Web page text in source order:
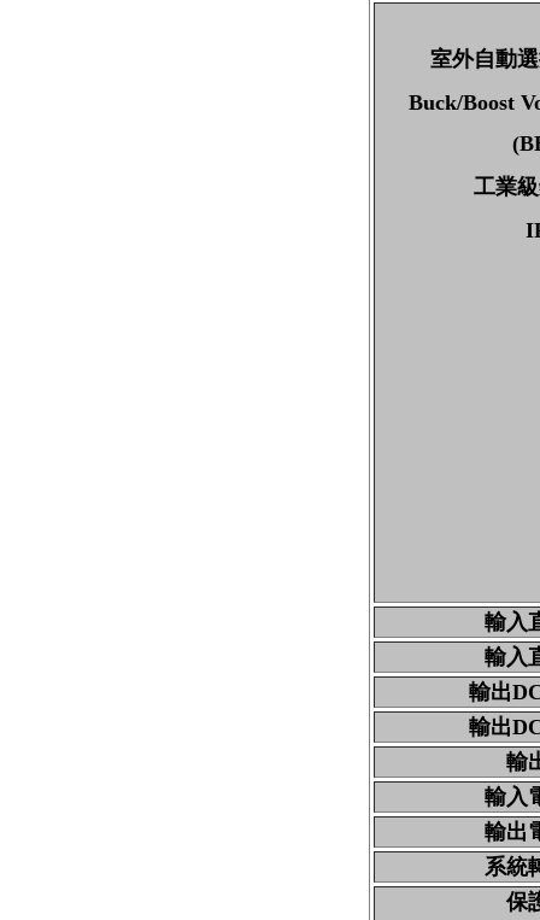
室外自動
Buck/Boost
工業
輸入
輸入
輸出
輸出
輸
輸入
輸出
系統
保